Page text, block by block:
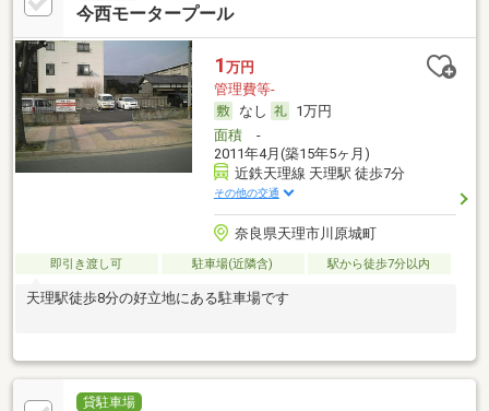
今西モータープール
1 万円
管理費等-
なし
1万円
面積-
2011年4月(築15年5ヶ月)
近鉄天理線 天理駅 徒歩7分
その他の交通
奈良県天理市川原城町
即引き渡し可 駐車場(近隣含) 駅から徒歩7分以内
天理駅徒歩8分の好立地にある駐車場です
貸駐車場